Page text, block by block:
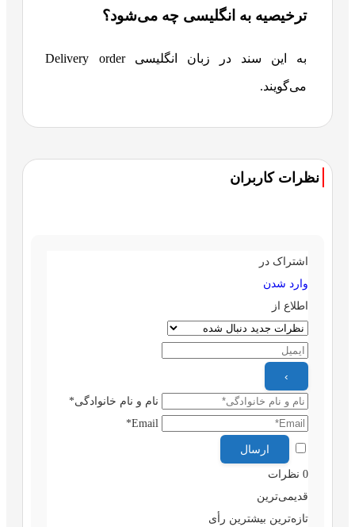
ترخیصیه به انگلیسی چه می‌شود؟
به این سند در زبان انگلیسی Delivery order
می‌گویند.
نظرات کاربران
اشتراک در
وارد شدن
اطلاع از
نام و نام خانوادگی*
Email*
0 نظرات
قدیمی‌ترین
تازه‌ترین بیشترین رأی